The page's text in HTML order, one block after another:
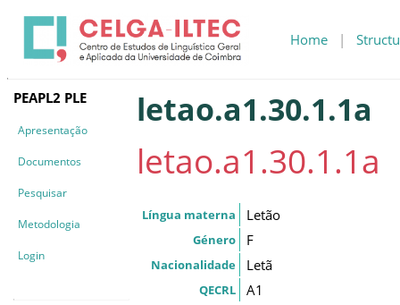
Home |
PEAPL2 PLE
Apresentação
Documentos
Pesquisar
Metodologia
Login
letao.a1.30.1.1a
letao.a1.30.1.1a
Língua materna Letão
Género F
Nacionalidade Letã
QECRL A1